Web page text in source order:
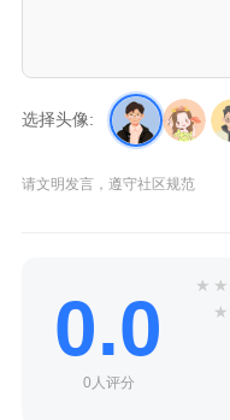
选择头像:
请文明发言，遵守社区规范
0.0
0人评分
★ ★
★